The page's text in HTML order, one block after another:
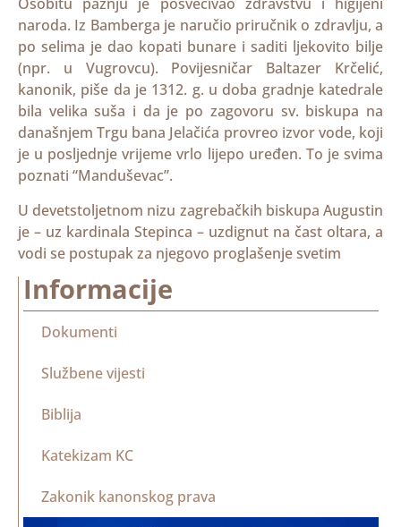
naroda. Iz Bamberga je naručio priručnik o zdravlju, a
po selima je dao kopati bunare i saditi ljekovito bilje
(npr. u Vugrovcu). Povijesničar Baltazer Krčelić,
kanonik, piše da je 1312. g. u doba gradnje katedrale
bila velika suša i da je po zagovoru sv. biskupa na
današnjem Trgu bana Jelačića provreo izvor vode, koji
je u posljednje vrijeme vrlo lijepo uređen. To je svima
poznati “Manduševac”.
U devetstoljetnom nizu zagrebačkih biskupa Augustin
je – uz kardinala Stepinca – uzdignut na čast oltara, a
vodi se postupak za njegovo proglašenje svetim
Informacije
Dokumenti
Službene vijesti
Biblija
Katekizam KC
Zakonik kanonskog prava